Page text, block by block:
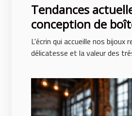
Tendances
conception de
bijoux pour
femmes
L'écrin qui accueille nos
délicatesse et la valeur des